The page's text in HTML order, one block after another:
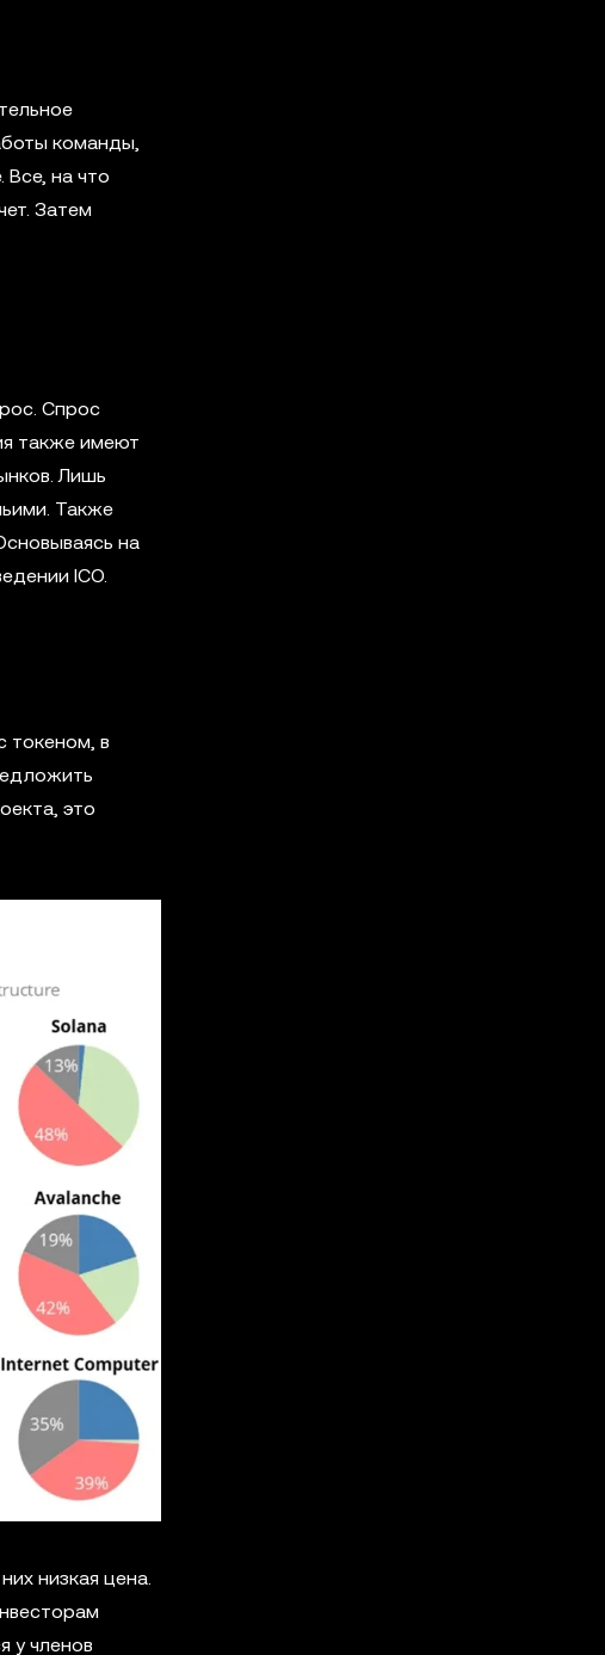
команды,
на что
Затем
Спрос
также имеют
Лишь
Также
на
ICO.
токеном, в
это
низкая цена.
у членов